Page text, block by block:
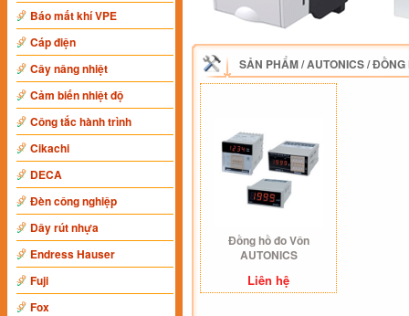
Báo mất khí VPE
Cáp điện
Cây nâng nhiệt
Cảm biến nhiệt độ
Công tắc hành trình
Cikachi
DECA
Đèn công nghiệp
Dây rút nhựa
Endress Hauser
Fuji
Fox
SẢN PHẨM/AUTONICS/ĐỒNG
Đồng hồ đo Vôn
AUTONICS
Liên hệ